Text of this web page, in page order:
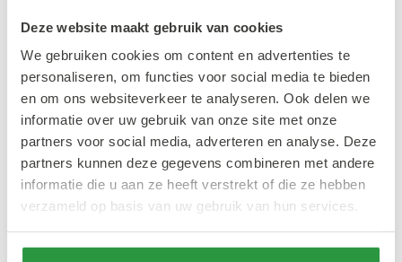
Deze website maakt gebruik van cookies
We gebruiken cookies om content en advertenties te
personaliseren, om functies voor social media te bieden
en om ons websiteverkeer te analyseren. Ook delen we
informatie over uw gebruik van onze site met onze
partners voor social media, adverteren en analyse. Deze
partners kunnen deze gegevens combineren met andere
informatie die u aan ze heeft verstrekt of die ze hebben
verzameld op basis van uw gebruik van hun services.
kleding, zorgt de modeketen ook voor
verbeterde winkelervaringen. Zo zijn er
aangepaste paskamers en kassa’s speciaal
voor mensen met een beperking. Het bedrijf
werkt samen met toonaangevende
organisaties zoals het Business Disability
Forum en AccessAble om winkelomgevingen